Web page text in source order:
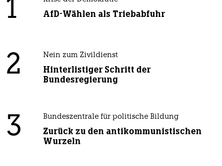
1 AfD-Wählen als Triebabfuhr
2 Nein zum Zivildienst
Hinterlistiger Schritt der
Bundesregierung
3 Bundeszentrale für politische Bildung
Zurück zu den antikommunistischen
Wurzeln